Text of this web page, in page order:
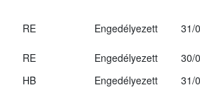
RE Engedélyezett 31/
RE Engedélyezett
30/
HB Engedélyezett
31/